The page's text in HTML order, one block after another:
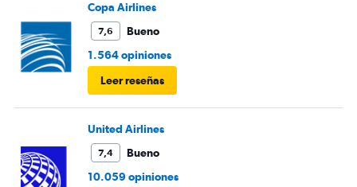
Copa Airlines
7,6
Bueno
1.564 opiniones
Leer reseñas
United Airlines
7,4
Bueno
10.059 opiniones